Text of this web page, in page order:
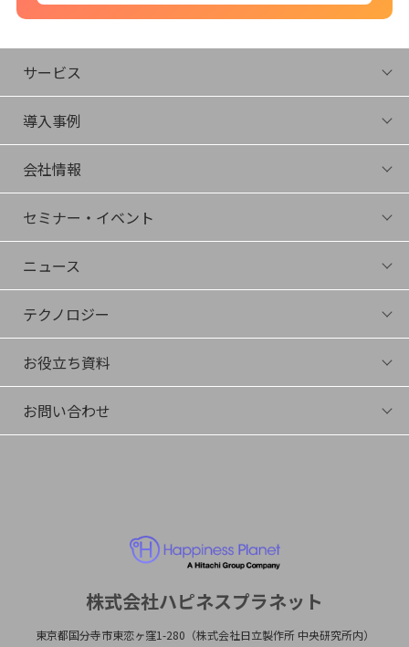
サービス
FIRA
Energize
Juku
導入事例
会社情報
会社概要
役員紹介
セミナー・イベント
セミナー・イベント一覧
アーカイブ
ニュース
ニュース一覧
プレスリリース
イベント登壇
テクノロジー
テクノロジー
サイエンスコラム
お役立ち資料
ダウンロード
動画
お問い合わせ
デモ・トライアル希望
株式会社ハピネスプラネット
東京都国分寺市東恋ヶ窪1-280（株式会社日立製作所 中央研究所内）